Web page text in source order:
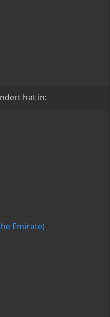
hat in:
Emirate)